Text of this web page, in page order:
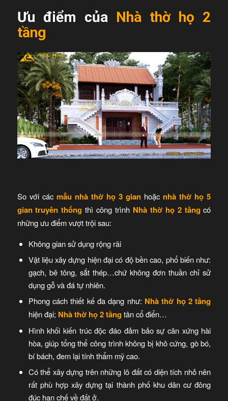
Ưu điểm của Nhà thờ họ 2
tầng
So với các mẫu nhà thờ họ 3 gian hoặc nhà thờ họ 5
gian truyền thống thì công trình Nhà thờ họ 2 tầngcó
những ưu điểm vượt trội sau:
Không gian sử dụng rộng rãi
Vật liệu xây dựng hiện đại có độ bền cao, phổ biến như:
gạch, bê tông, sắt thép…chứ không đơn thuần chỉ sử
dụng gỗ và đá tự nhiên.
Phong cách thiết kế đa dạng như: Nhà thờ họ 2 tầng
hiện đại; Nhà thờ họ 2 tầng tân cổ điển…
Hình khối kiến trúc độc đáo đảm bảo sự cân xứng hài
hòa, giúp tổng thể công trình không bị khô cứng, gò bó,
bí bách, đem lại tính thẩm mỹ cao.
Có thể xây dựng trên những lô đất có diện tích nhỏ nên
rất phù hợp xây dựng tại thành phố khu dân cư đông
đúc hạn chế về đất ở.